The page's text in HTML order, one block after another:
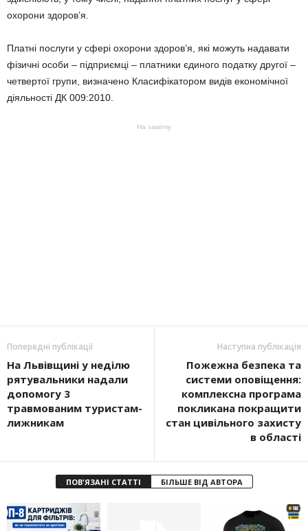
охорони здоров’я.
Платні послуги у сфері охорони здоров’я, які можуть надавати
фізичні особи – підприємці – платники єдиного податку другої –
четвертої групи, визначено Класифікатором видів економічної
діяльності ДК 009:2010.
На замітку
Попередні публікації
На Львівщині у неділю
рятувальники надали
допомогу 3
травмованим туристам-
лижникам
Наступна публікація
Пожежна безпека та
системи оповіщення:
комплексна програма
покликана покращити
стан цивільного захисту
в області
ПОВ'ЯЗАНІ СТАТТІ БІЛЬШЕ ВІД АВТОРА